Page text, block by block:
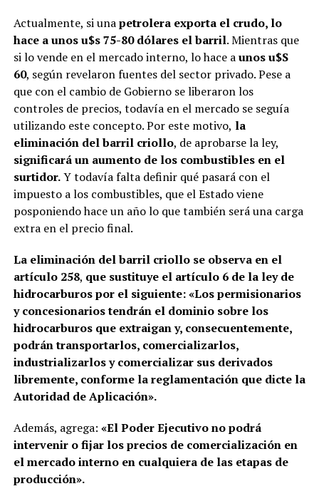
Actualmente, si unapetrolera exporta el crudo, lo
hace a unos u$s 75-80 dólares el barril. Mientras que
si lo vende en el mercado interno, lo hace aunos u$S
60, según revelaron fuentes del sector privado. Pese a
que con el cambio de Gobierno se liberaron los
controles de precios, todavía en el mercado se seguía
utilizando este concepto. Por este motivo, la
eliminación del barril criollo, de aprobarse la ley,
significará un aumento de los combustibles en el
surtidor.Y todavía falta definir qué pasará con el
impuesto a los combustibles, que el Estado viene
posponiendo hace un año lo que también será una carga
extra en el precio final.
La eliminación del barril criollo se observa en el
artículo 258, que sustituye el artículo 6 de la ley de
hidrocarburos por el siguiente: «Los permisionarios
y concesionarios tendrán el dominio sobre los
hidrocarburos que extraigan y, consecuentemente,
podrán transportarlos, comercializarlos,
industrializarlos y comercializar sus derivados
libremente, conforme la reglamentación que dicte la
Autoridad de Aplicación».
Además, agrega: «El Poder Ejecutivo no podrá
intervenir o fijar los precios de comercialización en
el mercado interno en cualquiera de las etapas de
producción».